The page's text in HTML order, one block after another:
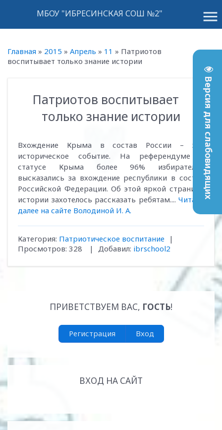
Версия для слабовидящих
menu
МБОУ "ИБРЕСИНСКАЯ СОШ №2"
Главная » 2015 » Апрель » 11 » Патриотов
воспитывает только знание истории
Патриотов воспитывает
только знание истории
Вхождение Крыма в состав России – это
историческое событие. На референдуме о
статусе Крыма более 96% избирателей
высказались за вхождение республики в состав
Российской Федерации. Об этой яркой странице
истории захотелось рассказать ребятам.... Читать
далее на сайте Володиной И. А.
Категория: Патриотическое воспитание
|
Просмотров: 328 | Добавил: ibrschool2
ПРИВЕТСТВУЕМ ВАС, ГОСТЬ!
Регистрация Вход
ВХОД НА САЙТ